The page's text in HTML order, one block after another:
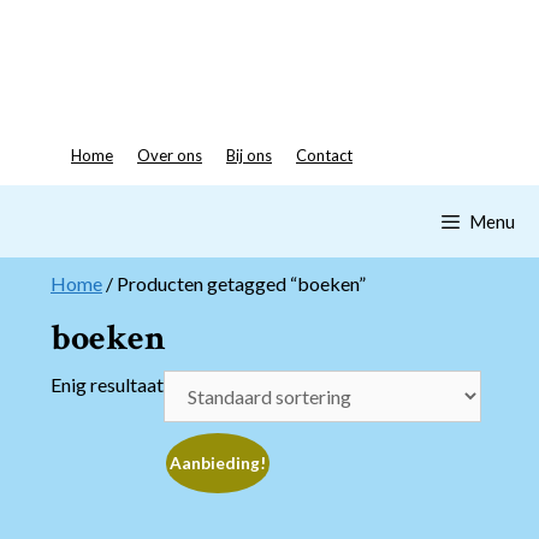
Home Over ons Bij ons Contact
Menu
Home / Producten getagged “boeken”
boeken
Enig resultaat
Aanbieding!